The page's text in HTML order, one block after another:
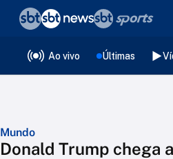
Ao vivo Últimas
Mundo
Donald Trump chega
❮voltar
Editorias